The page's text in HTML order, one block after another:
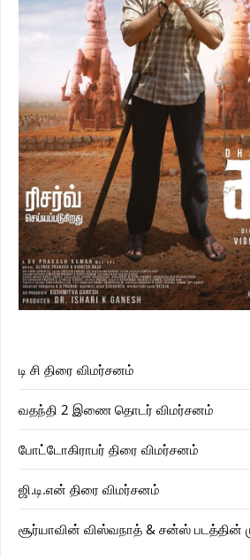
டி சி திரை விமர்சனம்
வதந்தி 2 இணை தொடர் விமர்சனம்
போட்டோகிராபர் திரை விமர்சனம்
ஜி.டி.என் திரை விமர்சனம்
சூர்யாவின் விஸ்வநாத் & சன்ஸ்